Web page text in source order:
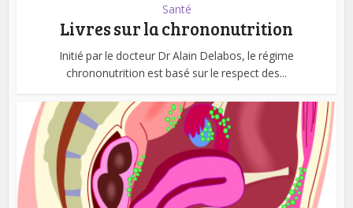
Santé
Livres sur la chrononutrition
Initié par le docteur Dr Alain Delabos, le régime
chrononutrition est basé sur le respect des...